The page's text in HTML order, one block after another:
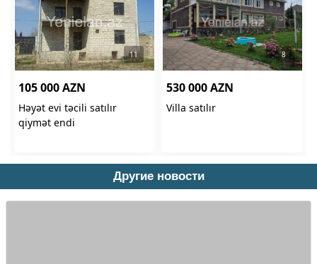
Другие новости